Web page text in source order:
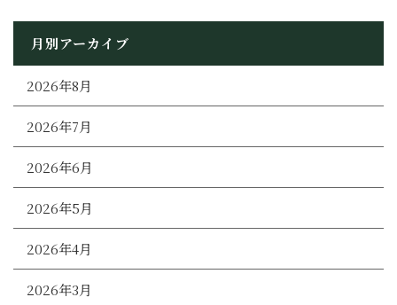
月別アーカイブ
2026年8月
2026年7月
2026年6月
2026年5月
2026年4月
2026年3月